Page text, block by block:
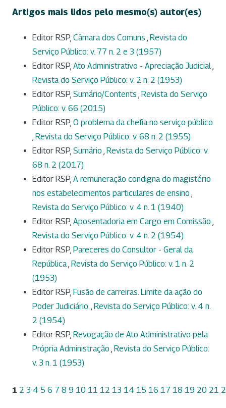
Artigos mais lidos pelo mesmo(s) autor(es)
Editor RSP, Câmara dos Comuns , Revista do
Serviço Público: v. 77 n. 2 e 3 (1957)
Editor RSP, Ato Administrativo - Apreciação Judicial,
Revista do Serviço Público: v. 2 n. 2 (1953)
Editor RSP, Sumário/Contents , Revista do Serviço
Público: v. 66 (2015)
Editor RSP, O problema da chefia no serviço público
, Revista do Serviço Público: v. 68 n. 2 (1955)
Editor RSP, Sumário , Revista do Serviço Público: v.
68 n. 2 (2017)
Editor RSP, A remuneração condigna do magistério
nos estabelecimentos particulares de ensino ,
Revista do Serviço Público: v. 4 n. 1 (1940)
Editor RSP, Aposentadoria em Cargo em Comissão ,
Revista do Serviço Público: v. 4 n. 2 (1954)
Editor RSP, Pareceres do Consultor - Geral da
República, Revista do Serviço Público: v. 1 n. 2
(1953)
Editor RSP, Fusão de carreiras. Limite da ação do
Poder Judiciário., Revista do Serviço Público: v. 4 n.
2 (1954)
Editor RSP, Revogação de Ato Administrativo pela
Própria Administração , Revista do Serviço Público:
v. 3 n. 1 (1953)
1 2 3 4 5 6 7 8 9 10 11 12 13 14 15 16 17 18 19 20 21